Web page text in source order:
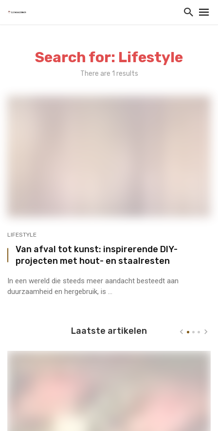
Search for: Lifestyle
There are 1 results
LIFESTYLE
Van afval tot kunst: inspirerende DIY-
projecten met hout- en staalresten
In een wereld die steeds meer aandacht besteedt aan
duurzaamheid en hergebruik, is ...
Laatste artikelen